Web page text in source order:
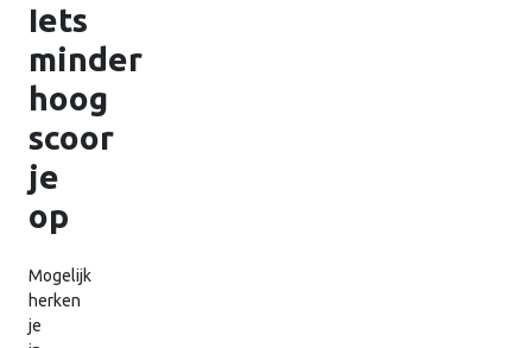
Iets
minder
hoog
scoor
je
op
Mogelijk
herken
je